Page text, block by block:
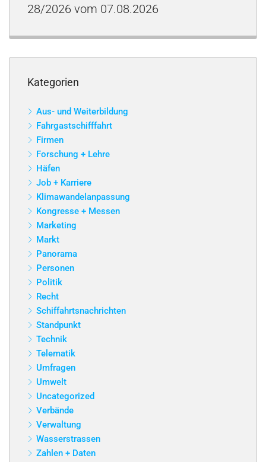
28/2026 vom 07.08.2026
Kategorien
Aus- und Weiterbildung
Fahrgastschifffahrt
Firmen
Forschung + Lehre
Häfen
Job + Karriere
Klimawandelanpassung
Kongresse + Messen
Marketing
Markt
Panorama
Personen
Politik
Recht
Schiffahrtsnachrichten
Standpunkt
Technik
Telematik
Umfragen
Umwelt
Uncategorized
Verbände
Verwaltung
Wasserstrassen
Zahlen + Daten